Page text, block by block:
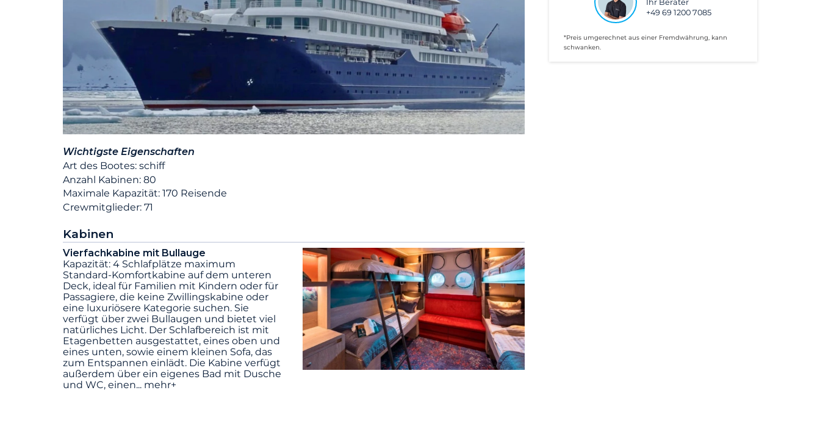
Wichtigste Eigenschaften
Art des Bootes: schiff
Anzahl Kabinen: 80
Maximale Kapazität: 170 Reisende
Crewmitglieder: 71
Kabinen
Vierfachkabine mit Bullauge
Kapazität: 4 Schlafplätze maximum
Standard-Komfortkabine auf dem unteren
Deck, ideal für Familien mit Kindern oder für
Passagiere, die keine Zwillingskabine oder
eine luxuriösere Kategorie suchen. Sie
verfügt über zwei Bullaugen und bietet viel
natürliches Licht. Der Schlafbereich ist mit
Etagenbetten ausgestattet, eines oben und
eines unten, sowie einem kleinen Sofa, das
zum Entspannen einlädt. Die Kabine verfügt
außerdem über ein eigenes Bad mit Dusche
und WC, einen... mehr+
Ihr Berater
+49 69 1200 7085
*Preis umgerechnet aus einer Fremdwährung, kann
schwanken.